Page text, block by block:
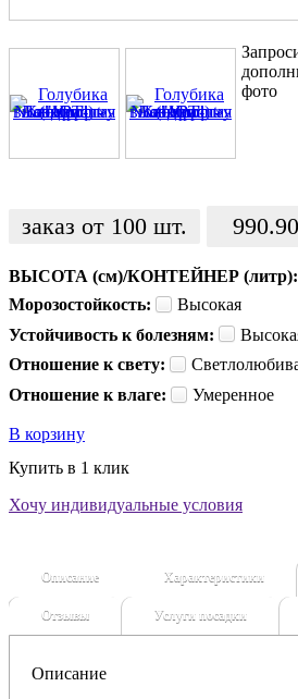
фото
заказ от 100 шт. 990.90
ВЫСОТА (см)/КОНТЕЙНЕР (литр):
Морозостойкость:
Высокая
Устойчивость к болезням:
Отношение к свету:
Отношение к влаге:
Умеренное
В корзину
Купить в 1 клик
Хочу индивидуальные условия
Описание Характеристики
Отзывы Услуги посадки
Описание